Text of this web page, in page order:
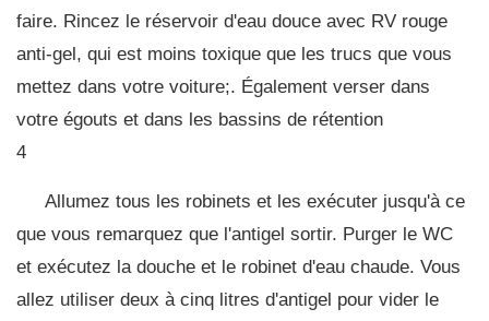
faire. Rincez le réservoir d'eau douce avec RV rouge
anti-gel, qui est moins toxique que les trucs que vous
mettez dans votre voiture;. Également verser dans
votre égouts et dans les bassins de rétention
4
Allumez tous les robinets et les exécuter jusqu'à ce
que vous remarquez que l'antigel sortir. Purger le WC
et exécutez la douche et le robinet d'eau chaude. Vous
allez utiliser deux à cinq litres d'antigel pour vider le